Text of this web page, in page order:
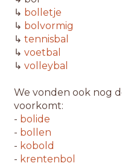
↳ bolletje
↳ bolvormig
↳ tennisbal
↳ voetbal
↳ volleybal
We vonden ook nog
voorkomt:
- bolide
- bollen
- kobold
- krentenbol